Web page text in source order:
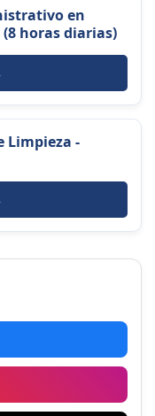
en
horas diarias)
Limpieza -